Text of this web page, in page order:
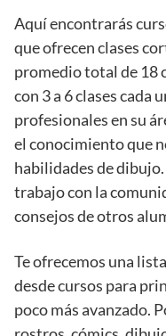
Aquí encontrarás
que ofrecen clases
promedio total de 18
con 3 a 6 clases cada
profesionales en su
el conocimiento que
habilidades de
trabajo con la
consejos de otros
Te ofrecemos una
desde cursos para
poco más avanzado.